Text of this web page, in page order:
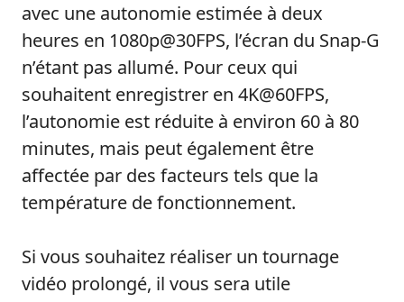
avec une autonomie estimée à deux
heures en 1080p@30FPS, l’écran du Snap-G
n’étant pas allumé. Pour ceux qui
souhaitent enregistrer en 4K@60FPS,
l’autonomie est réduite à environ 60 à 80
minutes, mais peut également être
affectée par des facteurs tels que la
température de fonctionnement.
Si vous souhaitez réaliser un tournage
vidéo prolongé, il vous sera utile